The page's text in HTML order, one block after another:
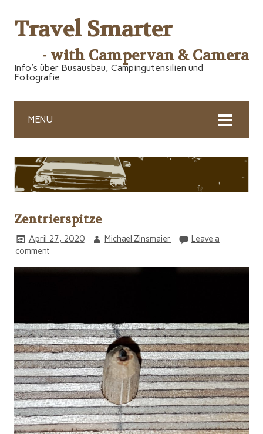
Travel Smarter
- with Campervan & Camera
Info's über Busausbau, Campingutensilien und
Fotografie
MENU
Zentrierspitze
April 27, 2020 Michael Zinsmaier
Leave a
comment